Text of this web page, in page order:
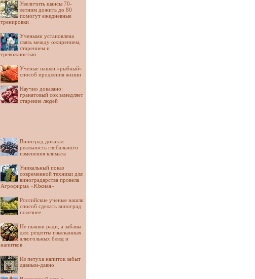
Увеличить шансы 70-
летним дожить до 80
помогут ежедневные
тренировки
Учеными установлена
связь между ожирением,
старением и
тревожностью
Ученые нашли «рыбный»
способ продления жизни
Научно доказано:
гранатовый сок замедляет
старение людей
Виноград доказал
реальность глобального
изменения климата
Уникальный показ
современной техники для
виноградарства провела
Агрофирма «Южная»
Российские ученые нашли
способ сделать виноград
полезнее
Не пьянки ради, а забавы
для: рецепты изысканных
алкогольных блюд и
напитков
Из петуха напиток забыт
давным-давно